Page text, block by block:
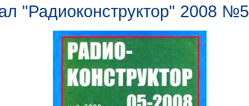
"Радиоконструктор" 2008 №5